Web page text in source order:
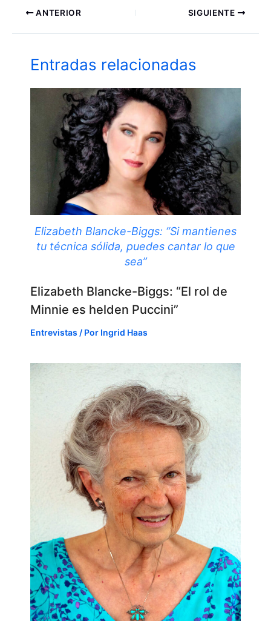
ANTERIOR SIGUIENTE
Entradas relacionadas
Elizabeth Blancke-Biggs: “Si mantienes
tu técnica sólida, puedes cantar lo que
sea”
Elizabeth Blancke-Biggs: “El rol de
Minnie es helden Puccini”
Entrevistas / Por Ingrid Haas